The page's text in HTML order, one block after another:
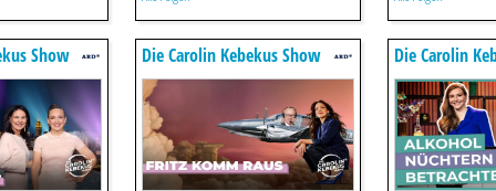
Show Die Carolin Kebekus Show Die Carolin